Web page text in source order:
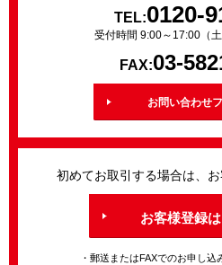
TEL:0120-
受付時間 9:00～17:00（土
FAX:03-
お問い合わせ
初めてお取引する場合は、お
お客様登録
・郵送またはFAXでのお申し込